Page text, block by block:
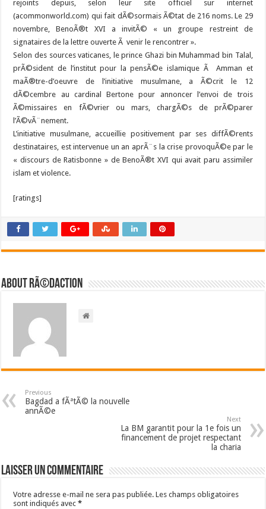
rejoints depuis, selon leur site officiel sur internet
(acommonworld.com) qui fait dÃ©sormais Ã©tat de 216 noms. Le 29
novembre, BenoÃ®t XVI a invitÃ© « un groupe restreint de
signataires de la lettre ouverte Ã venir le rencontrer ».
Selon des sources vaticanes, le prince Ghazi bin Muhammad bin Talal,
prÃ©sident de l’institut pour la pensÃ©e islamique Ã Amman et
maÃ®tre-d’oeuvre de l’initiative musulmane, a Ã©crit le 12
dÃ©cembre au cardinal Bertone pour annoncer l’envoi de trois
Ã©missaires en fÃ©vrier ou mars, chargÃ©s de prÃ©parer
l’Ã©vÃ¨nement.
L’initiative musulmane, accueillie positivement par ses diffÃ©rents
destinataires, est intervenue un an aprÃ¨s la crise provoquÃ©e par le
« discours de Ratisbonne » de BenoÃ®t XVI qui avait paru assimiler
islam et violence.
[ratings]
About RÃ©daction
Previous
Bagdad a fÃªtÃ© la nouvelle
annÃ©e
Next
La BM garantit pour la 1e fois un
financement de projet respectant
la charia
Laisser un commentaire
Votre adresse e-mail ne sera pas publiée. Les champs obligatoires
sont indiqués avec*